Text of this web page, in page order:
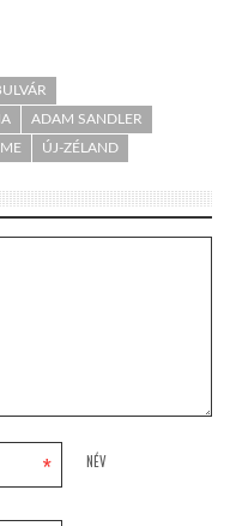
ADAM SANDLER
ÚJ-ZÉLAND
NÉV
*